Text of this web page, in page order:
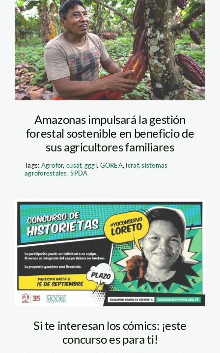
Amazonas impulsará la gestión
forestal sostenible en beneficio de
sus agricultores familiares
Tags: Agrofor,cusaf, gggi, GOREA, icraf,sistemas
agroforestales,SPDA
Concurso-Comic-2
Si te interesan los cómics: ¡este
concurso es para ti!